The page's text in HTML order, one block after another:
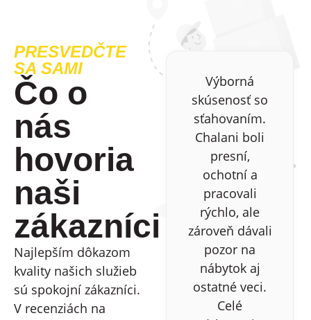
PRESVEDČTE
SA SAMI
Čo o
nás
hovoria
naši
zákazníci
Najlepším dôkazom
kvality našich služieb
sú spokojní zákazníci.
V recenziách na
Výborná
skúsenosť so
sťahovaním.
Chalani boli
presní,
ochotní a
pracovali
rýchlo, ale
zároveň dávali
pozor na
nábytok aj
ostatné veci.
Celé